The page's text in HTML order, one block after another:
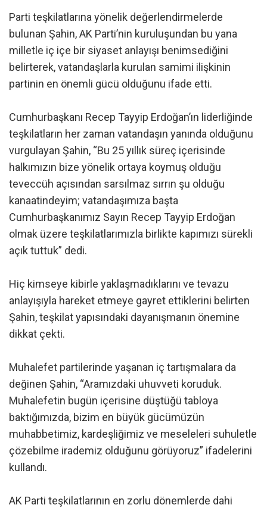
Parti teşkilatlarına yönelik değerlendirmelerde
bulunan Şahin, AK Parti’nin kuruluşundan bu yana
milletle iç içe bir siyaset anlayışı benimsediğini
belirterek, vatandaşlarla kurulan samimi ilişkinin
partinin en önemli gücü olduğunu ifade etti.
Cumhurbaşkanı Recep Tayyip Erdoğan’ın liderliğinde
teşkilatların her zaman vatandaşın yanında olduğunu
vurgulayan Şahin, “Bu 25 yıllık süreç içerisinde
halkımızın bize yönelik ortaya koymuş olduğu
teveccüh açısından sarsılmaz sırrın şu olduğu
kanaatindeyim; vatandaşımıza başta
Cumhurbaşkanımız Sayın Recep Tayyip Erdoğan
olmak üzere teşkilatlarımızla birlikte kapımızı sürekli
açık tuttuk” dedi.
Hiç kimseye kibirle yaklaşmadıklarını ve tevazu
anlayışıyla hareket etmeye gayret ettiklerini belirten
Şahin, teşkilat yapısındaki dayanışmanın önemine
dikkat çekti.
Muhalefet partilerinde yaşanan iç tartışmalara da
değinen Şahin, “Aramızdaki uhuvveti koruduk.
Muhalefetin bugün içerisine düştüğü tabloya
baktığımızda, bizim en büyük gücümüzün
muhabbetimiz, kardeşliğimiz ve meseleleri suhuletle
çözebilme irademiz olduğunu görüyoruz” ifadelerini
kullandı.
AK Parti teşkilatlarının en zorlu dönemlerde dahi